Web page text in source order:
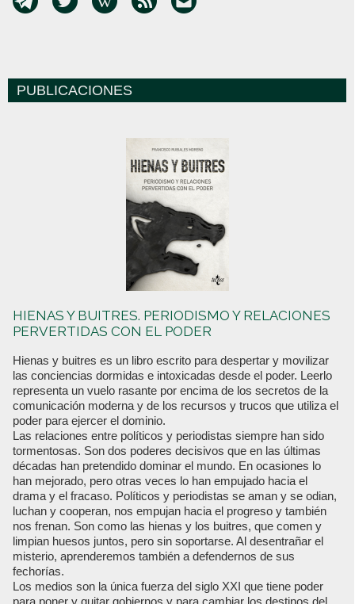
PUBLICACIONES
HIENAS Y BUITRES. PERIODISMO Y RELACIONES
PERVERTIDAS CON EL PODER
Hienas y buitres es un libro escrito para despertar y movilizar
las conciencias dormidas e intoxicadas desde el poder. Leerlo
representa un vuelo rasante por encima de los secretos de la
comunicación moderna y de los recursos y trucos que utiliza el
poder para ejercer el dominio.
Las relaciones entre políticos y periodistas siempre han sido
tormentosas. Son dos poderes decisivos que en las últimas
décadas han pretendido dominar el mundo. En ocasiones lo
han mejorado, pero otras veces lo han empujado hacia el
drama y el fracaso. Políticos y periodistas se aman y se odian,
luchan y cooperan, nos empujan hacia el progreso y también
nos frenan. Son como las hienas y los buitres, que comen y
limpian huesos juntos, pero sin soportarse. Al desentrañar el
misterio, aprenderemos también a defendernos de sus
fechorías.
Los medios son la única fuerza del siglo XXI que tiene poder